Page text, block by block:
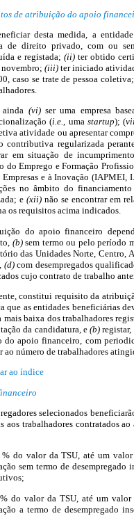
de atribuição do apoio
desta medida, a
de direito privado, com ou
e registada; (ii)ter obtido
novembro;(iii) ter iniciado
caso se trate de pessoa
ainda (vi) ser uma empresa
(i.e., uma startup); (
atividade ou apresentar
contributiva regularizada
em situação de
do Emprego e Formação
Empresas e à Inovação (IAPMEI,
no âmbito do
e(xii) não se encontrar em
os requisitos acima indicados.
do apoio financeiro
(b)sem termo ou pelo período
das Unidades Norte, Centro,
(d)com desempregados
cujo contrato de trabalho
constitui requisito da
que as entidades beneficiárias
mais baixa dos trabalhadores
da candidatura, e(b)
do apoio financeiro, com
ao número de trabalhadores
ao índice
selecionados
aos trabalhadores contratados
do valor da TSU, até um
sem termo de
do valor da TSU, até um
a termo de desempregado